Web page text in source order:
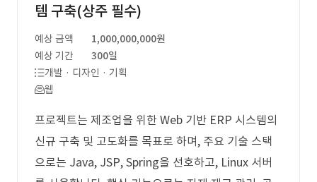
템 구축(상주 필수)
예상 금액
1,000,000,000원
예상 기간
300일
개발 · 디자인 · 기획
웹
프로젝트는 제조업을 위한 Web 기반 ERP 시스템의
신규 구축 및 고도화를 목표로 하며, 주요 기술 스택
으로는 Java, JSP, Spring을 선호하고, Linux 서버